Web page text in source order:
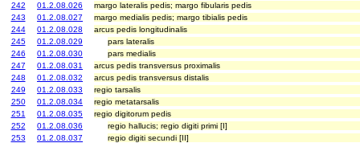
242
01.2.08.026
margo lateralis pedis; margo fibularis pedis
243
01.2.08.027
margo medialis pedis; margo tibialis pedis
244
01.2.08.028
arcus pedis longitudinalis
245
01.2.08.029
pars lateralis
246
01.2.08.030
pars medialis
247
01.2.08.031
arcus pedis transversus proximalis
248
01.2.08.032
arcus pedis transversus distalis
249
01.2.08.033
regio tarsalis
250
01.2.08.034
regio metatarsalis
251
01.2.08.035
regio digitorum pedis
252
01.2.08.036
regio hallucis; regio digiti primi [I]
253
01.2.08.037
regio digiti secundi [II]